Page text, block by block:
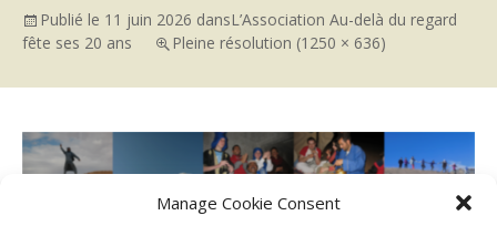
Manage Cookie Consent
Publié le 11 juin 2026 dansL’Association Au-delà du regard
fête ses 20 ans
Pleine résolution (1250 × 636)